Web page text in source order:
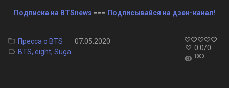
Подписка на BTSnews === Подписывайся на дзен-канал!
0.0/0
1800
Пресса о BTS
07.05.2020
BTS, eight, Suga